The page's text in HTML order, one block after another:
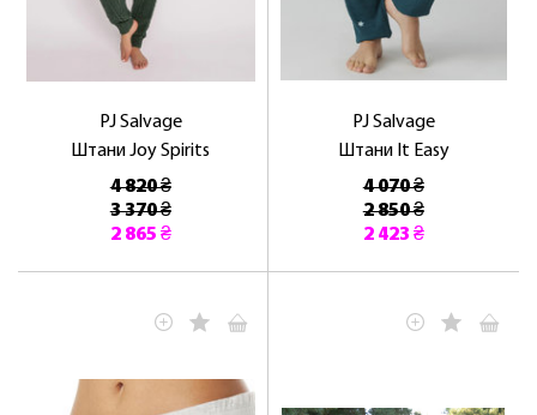
PJ Salvage
Штани Joy Spirits
4 820 ₴
3 370 ₴
2 865 ₴
PJ Salvage
Штани It Easy
4 070 ₴
2 850 ₴
2 423 ₴